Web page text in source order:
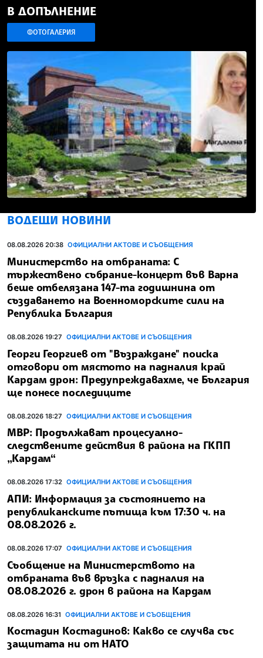
В ДОПЪЛНЕНИЕ
ФОТОГАЛЕРИЯ
ВОДЕЩИ НОВИНИ
08.08.2026 20:38 ОФИЦИАЛНИ АКТОВЕ И СЪОБЩЕНИЯ
Министерство на отбраната: С
тържествено събрание-концерт във Варна
беше отбелязана 147-та годишнина от
създаването на Военноморските сили на
Република България
08.08.2026 19:27 ОФИЦИАЛНИ АКТОВЕ И СЪОБЩЕНИЯ
Георги Георгиев от "Възраждане" поиска
отговори от мястото на падналия край
Кардам дрон: Предупреждавахме, че България
ще понесе последиците
08.08.2026 18:27 ОФИЦИАЛНИ АКТОВЕ И СЪОБЩЕНИЯ
МВР: Продължават процесуално-
следствените действия в района на ГКПП
„Кардам“
08.08.2026 17:32 ОФИЦИАЛНИ АКТОВЕ И СЪОБЩЕНИЯ
АПИ: Информация за състоянието на
републиканските пътища към 17:30 ч. на
08.08.2026 г.
08.08.2026 17:07 ОФИЦИАЛНИ АКТОВЕ И СЪОБЩЕНИЯ
Съобщение на Министерството на
отбраната във връзка с падналия на
08.08.2026 г. дрон в района на Кардам
08.08.2026 16:31 ОФИЦИАЛНИ АКТОВЕ И СЪОБЩЕНИЯ
Костадин Костадинов: Какво се случва със
защитата ни от НАТО